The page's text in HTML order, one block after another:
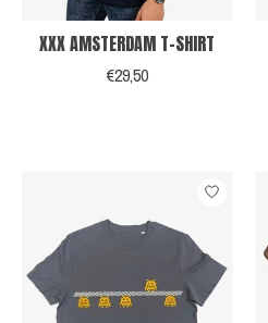
XXX AMSTERDAM T-SHIRT
€29,50